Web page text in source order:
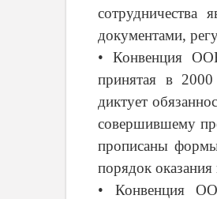
сотрудничества
документами,
• Конвенция ООН
принятая в 2000
диктует
совершившему
прописаны
порядок
• Конвенция